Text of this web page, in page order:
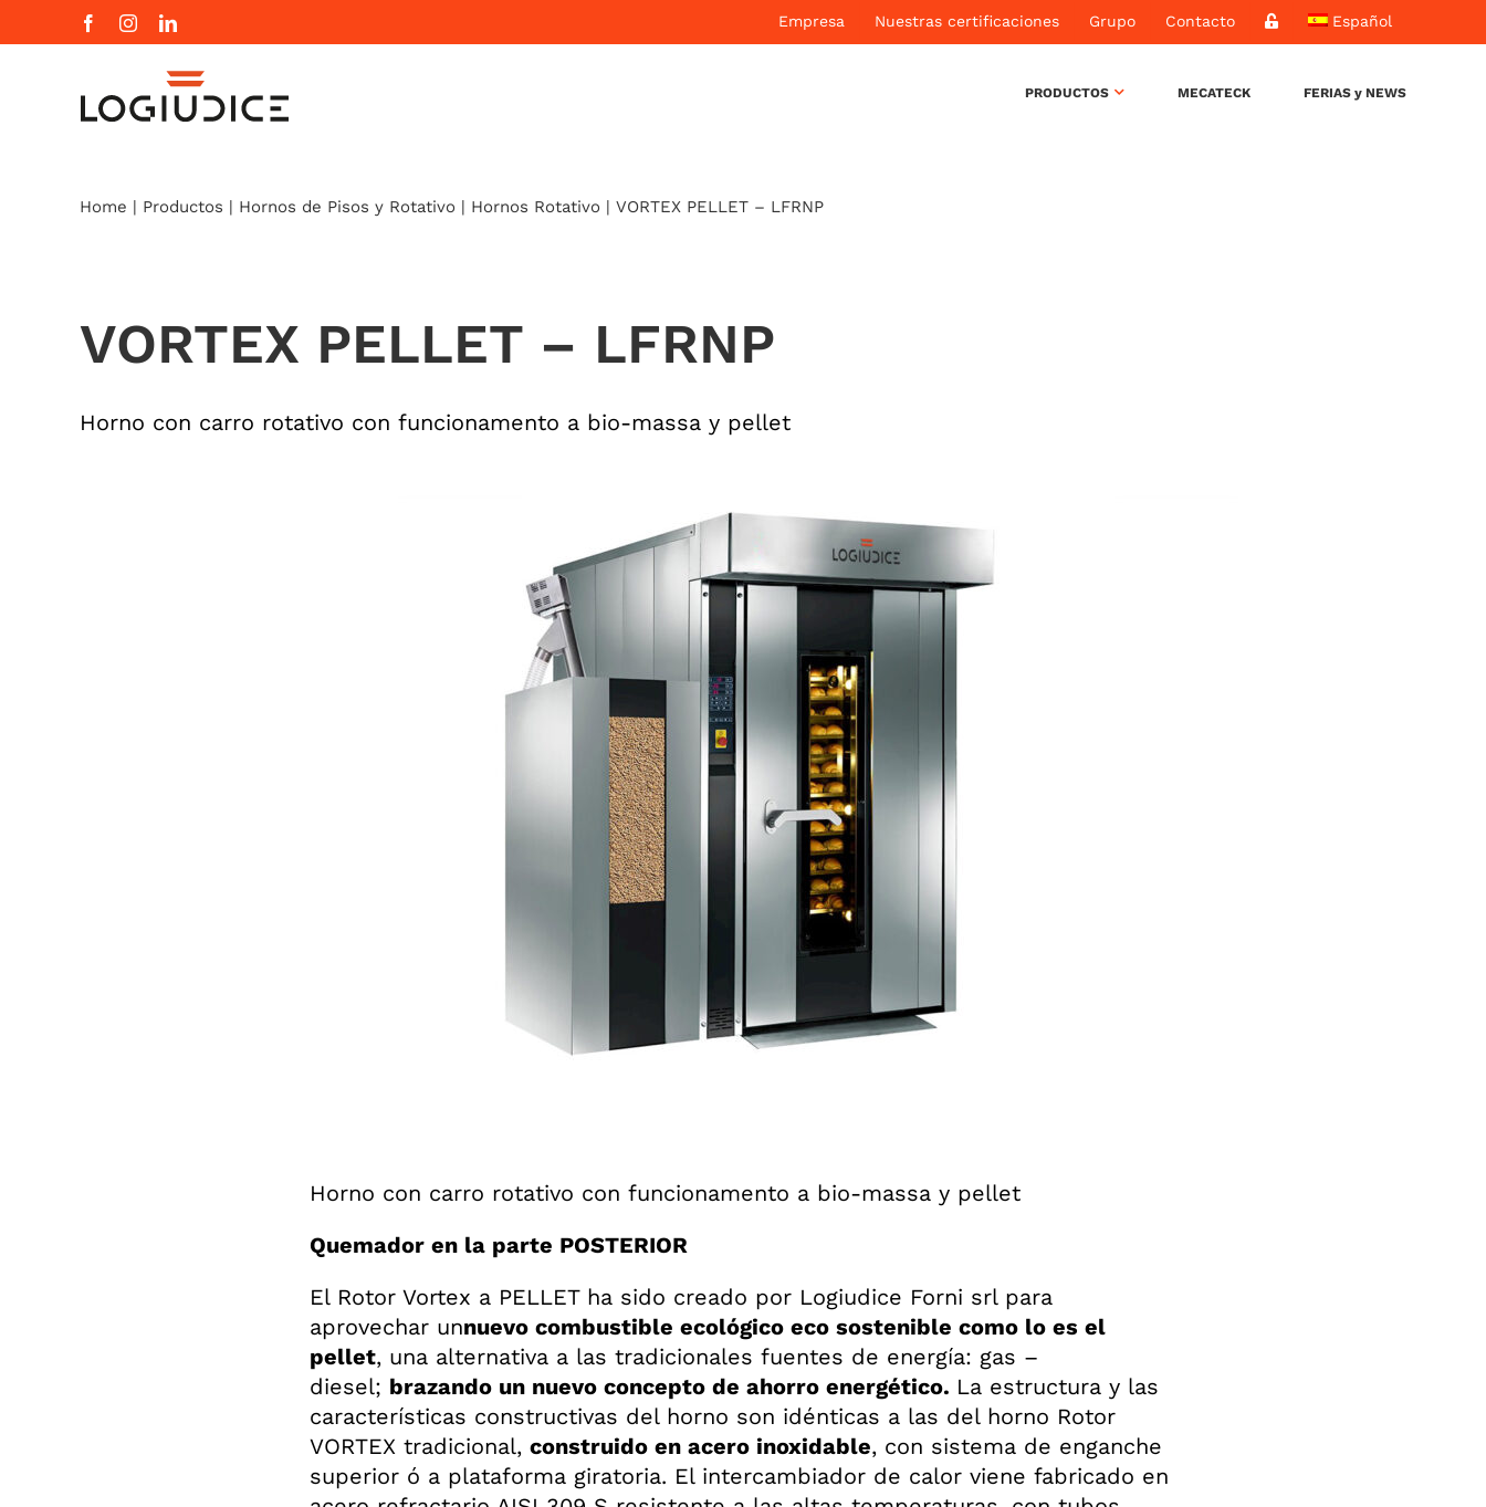
to
FacebookInstagramLinkedIn Empresa Nuestras certificaciones Grupo Contacto Español
PRODUCTOS MECATECK FERIAS y NEWS
Home | Productos | Hornos de Pisos y Rotativo | Hornos Rotativo | VORTEX PELLET – LFRNP
VORTEX PELLET – LFRNP
Horno con carro rotativo con funcionamento a bio-massa y pellet
Horno con carro rotativo con funcionamento a bio-massa y pellet
Quemador en la parte POSTERIOR
El Rotor Vortex a PELLET ha sido creado por Logiudice Forni srl para
aprovechar unnuevo combustible ecológico eco sostenible como lo es el
pellet, una alternativa a las tradicionales fuentes de energía: gas –
diesel; brazando un nuevo concepto de ahorro energético. La estructura y las
características constructivas del horno son idénticas a las del horno Rotor
VORTEX tradicional, construido en acero inoxidable, con sistema de enganche
superior ó a plataforma giratoria. El intercambiador de calor viene fabricado en